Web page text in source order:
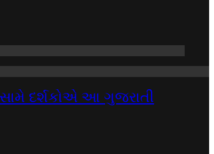
સામે દર્શકોએ આ ગુજરાતી